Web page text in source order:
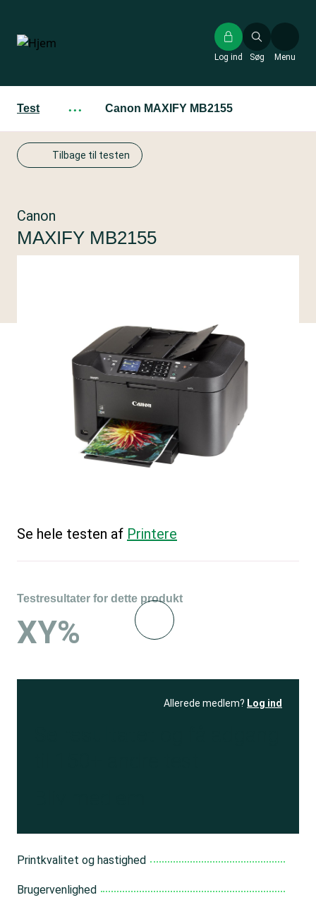
hovedindhold
Søg
Log ind Menu
Test ··· Canon MAXIFY MB2155
Tilbage til testen
Canon
MAXIFY MB2155
Se hele testen af Printere
Testresultater for dette produkt
XY%
Allerede medlem? Log ind
Printkvalitet og hastighed
Brugervenlighed